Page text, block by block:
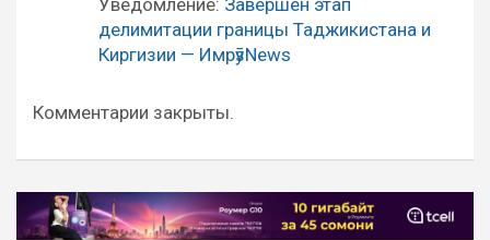
Уведомление: Завершен этап
делимитации границы Таджикистана и
Киргизии — ИмрӯзNews
Комментарии закрыты.